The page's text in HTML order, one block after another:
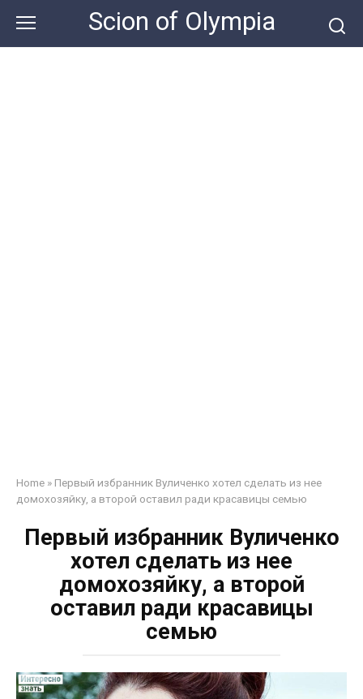
content
Scion of Olympia
Home » Первый избранник Вуличенко хотел сделать из нее
домохозяйку, а второй оставил ради красавицы семью
Первый избранник Вуличенко
хотел сделать из нее
домохозяйку, а второй
оставил ради красавицы
семью